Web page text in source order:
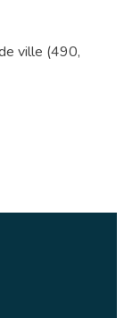
ville (490,